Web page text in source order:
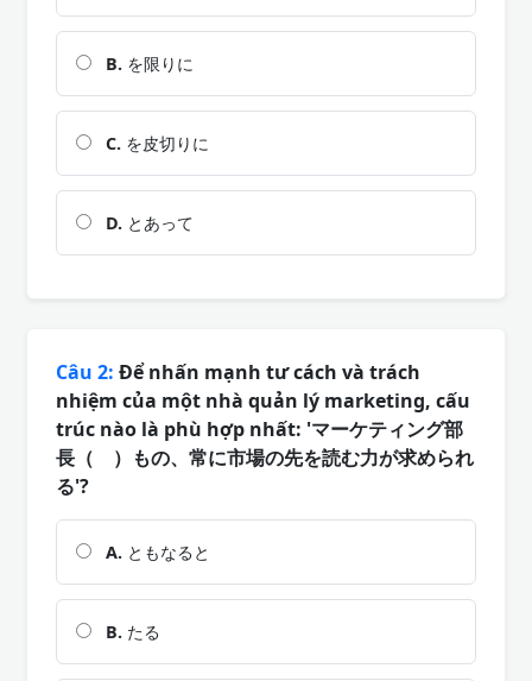
B. を限りに
C. を皮切りに
D. とあって
Câu 2: Để nhấn mạnh tư cách và trách
nhiệm của một nhà quản lý marketing, cấu
trúc nào là phù hợp nhất: 'マーケティング部
長（ ）もの、常に市場の先を読む力が求められ
る'?
A. ともなると
B. たる